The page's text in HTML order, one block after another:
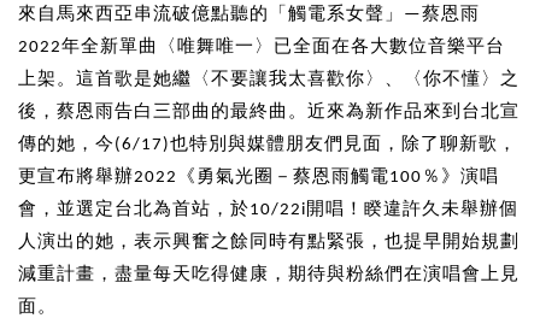
來自馬來西亞串流破億點聽的「觸電系女聲」—蔡恩雨
2022年全新單曲〈唯舞唯一〉已全面在各大數位音樂平台
上架。這首歌是她繼〈不要讓我太喜歡你〉、〈你不懂〉之
後，蔡恩雨告白三部曲的最終曲。近來為新作品來到台北宣
傳的她，今(6/17)也特別與媒體朋友們見面，除了聊新歌，
更宣布將舉辦2022《勇氣光圈－蔡恩雨觸電100％》演唱
會，並選定台北為首站，於10/22i開唱！睽違許久未舉辦個
人演出的她，表示興奮之餘同時有點緊張，也提早開始規劃
減重計畫，盡量每天吃得健康，期待與粉絲們在演唱會上見
面。